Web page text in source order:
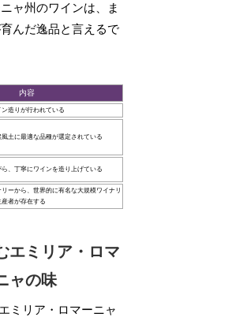
ャ州のワインは、ま
んだ逸品と言えるで
内容
造りが行われている
土に最適な品種が選定されている
、丁寧にワインを造り上げている
ーから、世界的に有名な大規模ワイナリ
者が存在する
エミリア・ロマ
ャの味